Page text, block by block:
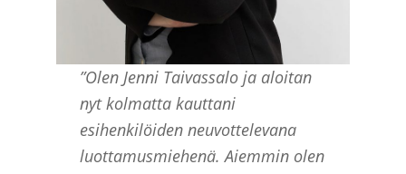
”Olen Jenni Taivassalo ja aloitan
nyt kolmatta kauttani
esihenkilöiden neuvottelevana
luottamusmiehenä. Aiemmin olen